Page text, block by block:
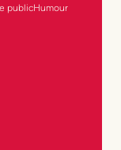
publicHumour